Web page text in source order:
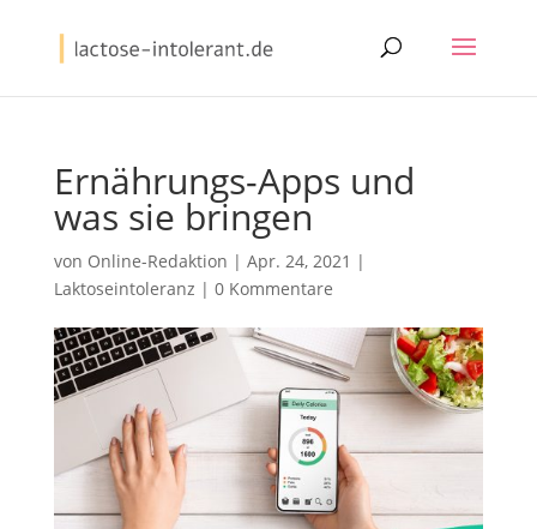
Ernährungs-Apps und
was sie bringen
von Online-Redaktion | Apr. 24, 2021 |
Laktoseintoleranz | 0 Kommentare